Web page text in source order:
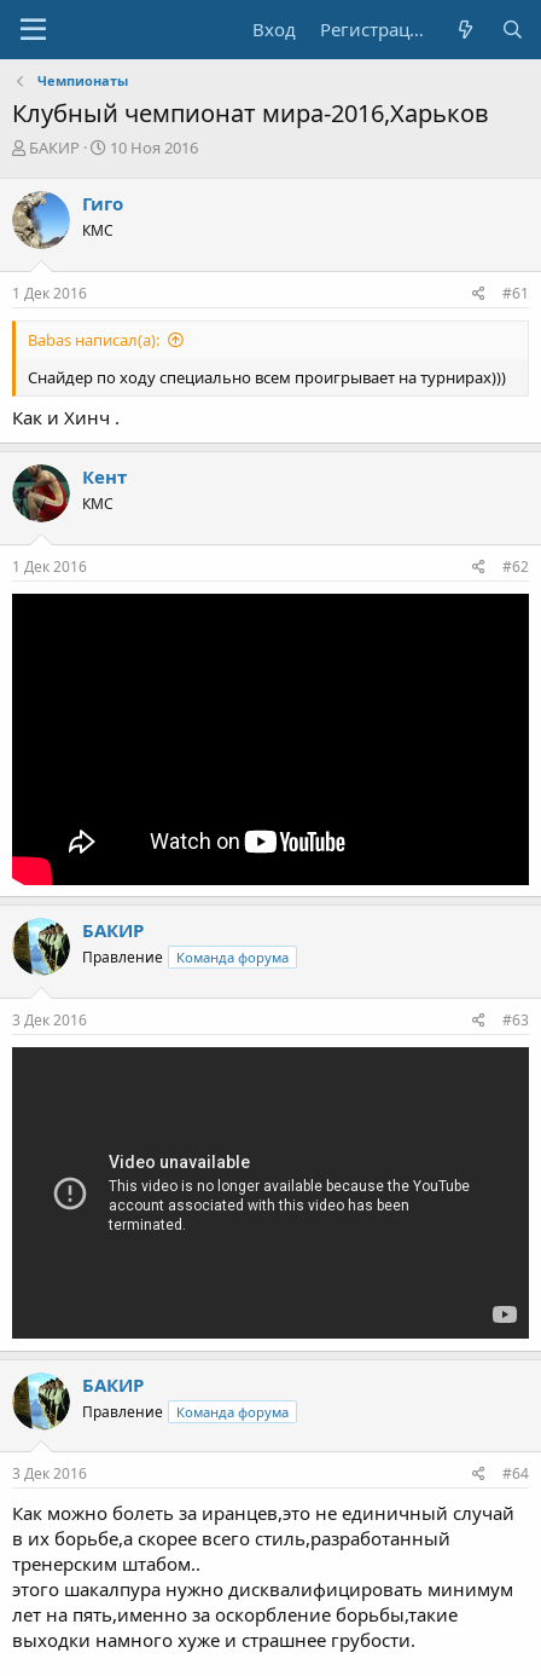
Вход Регистрация
Чемпионаты
Клубный чемпионат мира-2016,Харьков
А
т
о
р
т
е
м
БАКИР
Д
а
н
ч
а
10 Ноя 2016
Гиго
КМС
1 Дек 2016 #61
Babas написал(а):
Снайдер по ходу специально всем проигрывает на турнирах)))
Как и Хинч .
Кент
КМС
1 Дек 2016 #62
БАКИР
Правление Команда форума
3 Дек 2016 #63
БАКИР
Правление Команда форума
3 Дек 2016 #64
Как можно болеть за иранцев,это не единичный случай
в их борьбе,а скорее всего стиль,разработанный
тренерским штабом..
этого шакалпура нужно дисквалифицировать минимум
лет на пять,именно за оскорбление борьбы,такие
выходки намного хуже и страшнее грубости.